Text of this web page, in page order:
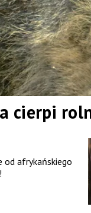
cierpi
od afrykańskiego